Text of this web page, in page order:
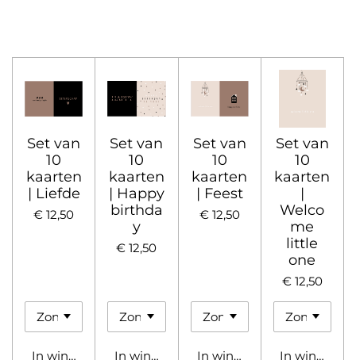
Set van
10
kaarten
| Liefde
€ 12,50
In winkelwagen
Set van
10
kaarten
| Happy
birthda
y
€ 12,50
In winkelwagen
Set van
10
kaarten
| Feest
€ 12,50
In winkelwagen
Set van
10
kaarten
|
Welco
me
little
one
€ 12,50
In